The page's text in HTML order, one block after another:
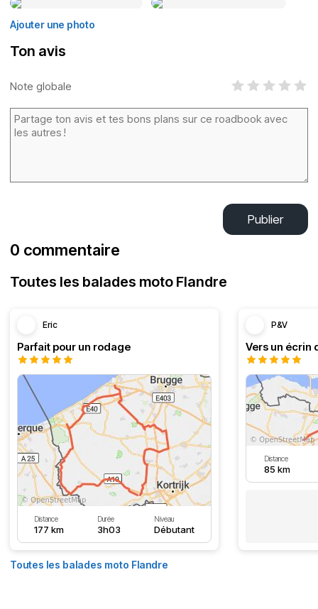
Ajouter une photo
Ton avis
Note globale
Publier
0 commentaire
Toutes les balades moto Flandre
Eric
Parfait pour un rodage
Distance
177 km
Durée
3h03
Niveau
Débutant
P&V
Vers un écrin
Distance
85 km
Toutes les balades moto Flandre